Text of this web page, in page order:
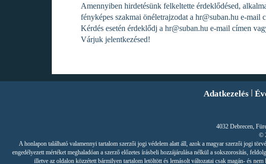
Amennyiben hirdetésünk felkeltette érdeklődésed,
fényképes szakmai önéletrajzodat a hr@suban.hu e-mail
Kérdés esetén érdeklődj a hr@suban.hu e-mail címen
Várjuk jelentkezésed!
Adatkezelés
4032 Debrecen,
©
A honlapon található valamennyi tartalom szerzői jogi védelem alatt áll, azok a magyar szerzői jogi
engedélyezett mértéket meghaladóan a szerző előzetes írásbeli hozzájárulása nélkül a sokszorosítás,
illetve az oldalon közzétett bármilyen tartalom letöltött és lemásolt változatai csak magán- és